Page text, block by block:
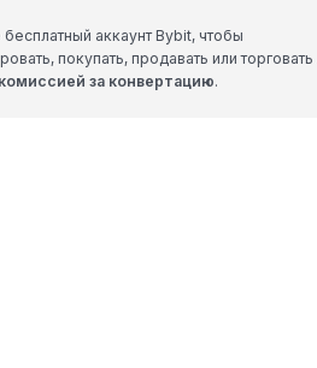
бесплатный аккаунт Bybit, чтобы
покупать, продавать или
за конвертацию.